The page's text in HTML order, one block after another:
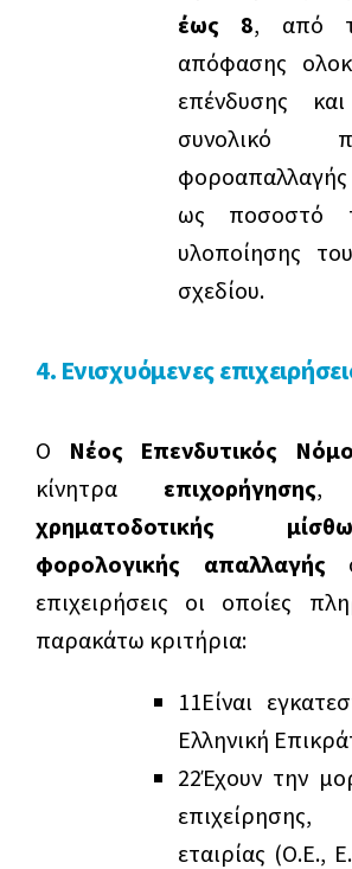
έως 8, από
απόφασης
επένδυσης
συνολικό
φοροαπαλλαγής
ως ποσοστό
υλοποίησης
σχεδίου.
4. Ενισχυόμενες
Ο Νέος Επενδυτικός
κίνητρα επιχορήγησης
χρηματοδοτικής
φορολογικής απαλλαγής
επιχειρήσεις οι οποίες
παρακάτω κριτήρια:
11Είναι
Ελληνική
22Έχουν την
εταιρίας (Ο.Ε.,